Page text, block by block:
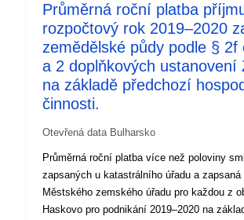
Časové pokrytí: 17 January
Průměrná roční platba
rozpočtový rok 2019–2020
zemědělské půdy podle § 2f
a 2 doplňkových ustanovení
na základě předchozí
činnosti.
Otevřená data Bulharsko
Průměrná roční platba více než poloviny
zapsaných u katastrálního úřadu a zapsaná
Městského zemského úřadu pro každou z
Haskovo pro podnikání 2019–2020 na